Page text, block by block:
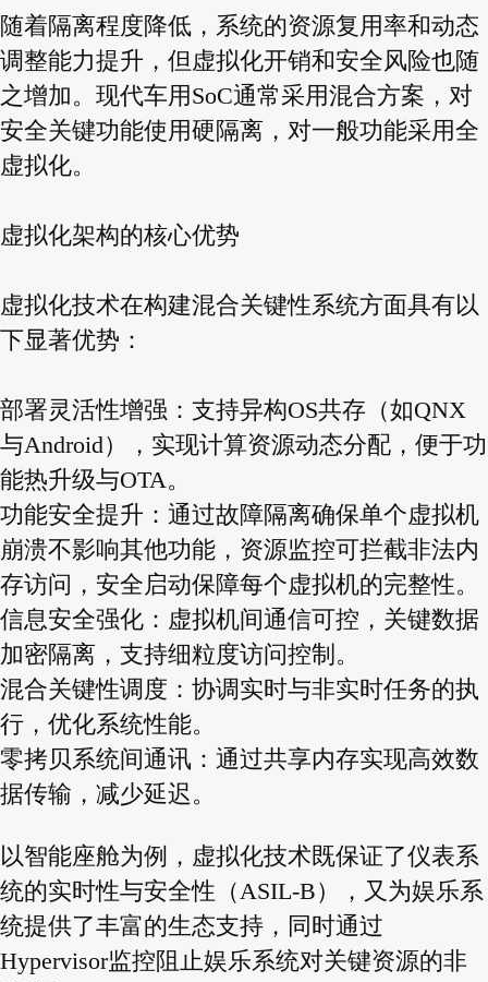
随着隔离程度降低，系统的资源复用率和动态
调整能力提升，但虚拟化开销和安全风险也随
之增加。现代车用SoC通常采用混合方案，对
安全关键功能使用硬隔离，对一般功能采用全
虚拟化。
虚拟化架构的核心优势
虚拟化技术在构建混合关键性系统方面具有以
下显著优势：
部署灵活性增强：支持异构OS共存（如QNX
与Android），实现计算资源动态分配，便于功
能热升级与OTA。
功能安全提升：通过故障隔离确保单个虚拟机
崩溃不影响其他功能，资源监控可拦截非法内
存访问，安全启动保障每个虚拟机的完整性。
信息安全强化：虚拟机间通信可控，关键数据
加密隔离，支持细粒度访问控制。
混合关键性调度：协调实时与非实时任务的执
行，优化系统性能。
零拷贝系统间通讯：通过共享内存实现高效数
据传输，减少延迟。
以智能座舱为例，虚拟化技术既保证了仪表系
统的实时性与安全性（ASIL-B），又为娱乐系
统提供了丰富的生态支持，同时通过
Hypervisor监控阻止娱乐系统对关键资源的非